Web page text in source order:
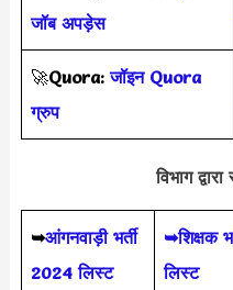
जॉब अपड़ेस
🚀Quora:जॉइन Quora
ग्रुप
विभाग
➥आंगनवाड़ी भर्ती
2024 लिस्ट
➥शिक्षक
लिस्ट